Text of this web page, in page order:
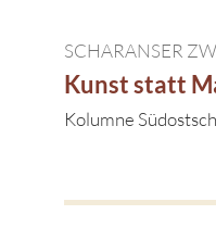
SCHARANSER
Kunst statt
Kolumne